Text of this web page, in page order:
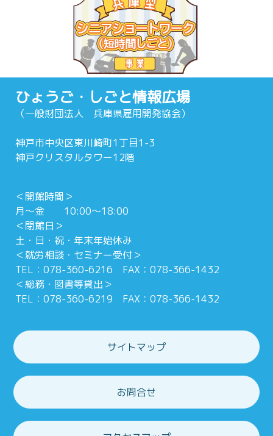
ひょうご・しごと情報広場
（一般財団法人 兵庫県雇用開発協会）
神戸市中央区東川崎町1丁目1-3
神戸クリスタルタワー12階
＜開館時間＞
月～金 10:00～18:00
＜閉館日＞
土・日・祝・年末年始休み
＜就労相談・セミナー受付＞
TEL：078-360-6216 FAX：078-366-1432
＜総務・図書等貸出＞
TEL：078-360-6219 FAX：078-366-1432
サイトマップ
お問合せ